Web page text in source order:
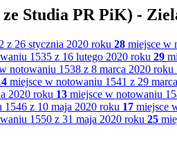
Studia PR PiK) -
z 26 stycznia 2020 roku 28 miejsce w
1535 z 16 lutego 2020 roku 29
notowaniu 1538 z 8 marca 2020 roku
miejsce w notowaniu 1541 z 29
2020 roku 13 miejsce w notowaniu
z 10 maja 2020 roku 17 miejsce
1550 z 31 maja 2020 roku 25